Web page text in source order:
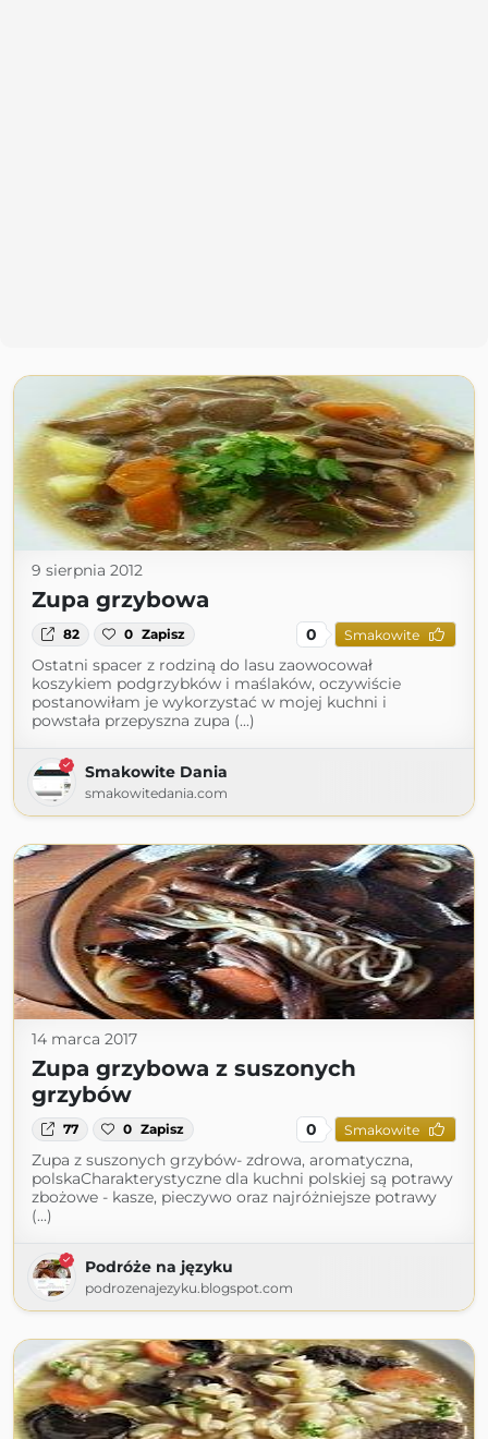
9 sierpnia 2012
Zupa grzybowa
82 0 Zapisz 0 Smakowite
Ostatni spacer z rodziną do lasu zaowocował
koszykiem podgrzybków i maślaków, oczywiście
postanowiłam je wykorzystać w mojej kuchni i
powstała przepyszna zupa (...)
Smakowite Dania
smakowitedania.com
14 marca 2017
Zupa grzybowa z suszonych
grzybów
77 0 Zapisz 0 Smakowite
Zupa z suszonych grzybów- zdrowa, aromatyczna,
polskaCharakterystyczne dla kuchni polskiej są potrawy
zbożowe - kasze, pieczywo oraz najróżniejsze potrawy
(...)
Podróże na języku
podrozenajezyku.blogspot.com